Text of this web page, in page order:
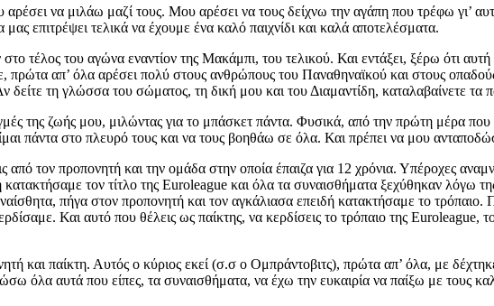
αρέσει να μιλάω μαζί τους. Μου αρέσει να τους δείχνω την αγάπη που τρέφω γι’
επιτρέψει τελικά να έχουμε ένα καλό παιχνίδι και καλά αποτελέσματα.
τέλος του αγώνα εναντίον της Μακάμπι, του τελικού. Και εντάξει, ξέρω ότι
πρώτα απ’ όλα αρέσει πολύ στους ανθρώπους του Παναθηναϊκού και στους
δείτε τη γλώσσα του σώματος, τη δική μου και του Διαμαντίδη, καταλαβαίνετε τα
της ζωής μου, μιλώντας για το μπάσκετ πάντα. Φυσικά, από την πρώτη μέρα
πάντα στο πλευρό τους και να τους βοηθάω σε όλα. Και πρέπει να μου
τον προπονητή και την ομάδα στην οποία έπαιζα για 12 χρόνια. Υπέροχες
τον τίτλο της Euroleague και όλα τα συναισθήματα ξεχύθηκαν λόγω
πήγα στον προπονητή και τον αγκάλιασα επειδή κατακτήσαμε το
Και αυτό που θέλεις ως παίκτης, να κερδίσεις το τρόπαιο της
και παίκτη. Αυτός ο κύριος εκεί (σ.σ ο Ομπράντοβιτς), πρώτα απ’ όλα, με
όλα αυτά που είπες, τα συναισθήματα, να έχω την ευκαιρία να παίξω με τους